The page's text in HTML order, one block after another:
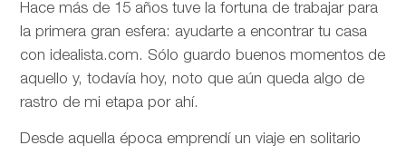
Hace más de 15 años tuve la fortuna de trabajar para
la primera gran esfera: ayudarte a encontrar tu casa
con idealista.com. Sólo guardo buenos momentos de
aquello y, todavía hoy, noto que aún queda algo de
rastro de mi etapa por ahí.
Desde aquella época emprendí un viaje en solitario